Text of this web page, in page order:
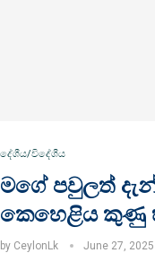
දේශීය/විදේශීය
මගේ පවුලත්
කෙහෙළිය කුණු
by CeylonLk June 27, 2025